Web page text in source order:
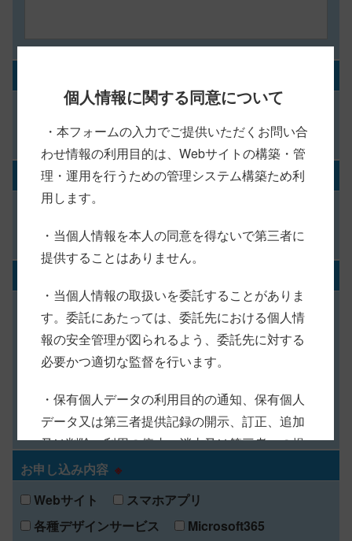
電話番号（携帯）
(確認用)
お申し込み内容 ※
Webサイト
スマホアプリ
各種デザインサービス
Microsoft365
個人情報に関する同意について
・本フォームの入力でご提供いただくお問い合
わせ情報の利用目的は、Webサイトの構築・管
理・運用を行うための管理システム構築ため利
用します。
・当個人情報を本人の同意を得ないで第三者に
提供することはありません。
・当個人情報の取扱いを委託することがありま
す。委託にあたっては、委託先における個人情
報の安全管理が図られるよう、委託先に対する
必要かつ適切な監督を行います。
・保有個人データの利用目的の通知、保有個人
データ又は第三者提供記録の開示、訂正、追加
又は削除、利用の停止、消去又は第三者への提
供の停止、第三者への提供記録の開示の請求を
は、以下の「保有個人データに関するお問い合
わせ窓口」で受け付けます。